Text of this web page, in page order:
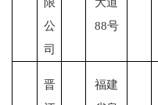
公
司
88号
晋
福建